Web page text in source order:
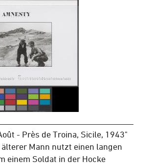
- Près de Troina, Sicile, 1943"
Mann nutzt einen langen
einem Soldat in der Hocke